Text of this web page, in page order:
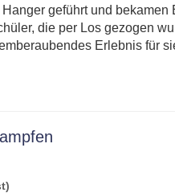
geführt und
die per Los gezogen
Erlebnis für